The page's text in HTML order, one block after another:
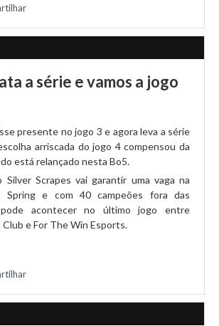
e apanha novamente GTZ
garante primeira vitória!
FTW Esports por defeito
vitória do dia
a 3ª jornada!
a série e vamos a jogo
presente no jogo 3 e agora leva a série
arriscada do jogo 4 compensou da
está relançado nesta Bo5.
Silver Scrapes vai garantir uma vaga na
Spring e com 40 campeões fora das
acontecer no último jogo entre
e For The Win Esports.